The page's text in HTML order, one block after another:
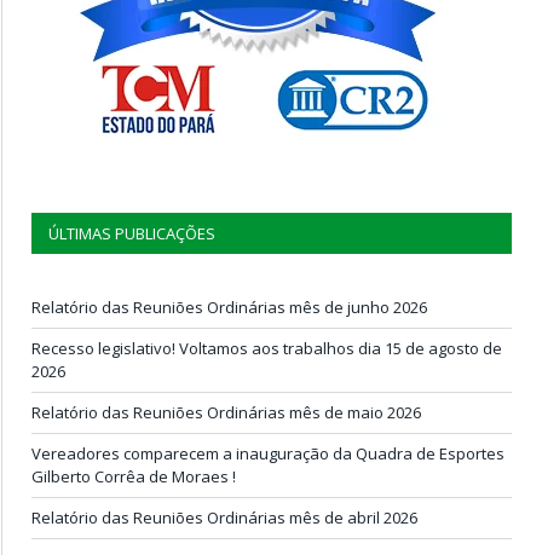
ÚLTIMAS PUBLICAÇÕES
Relatório das Reuniões Ordinárias mês de junho 2026
Recesso legislativo! Voltamos aos trabalhos dia 15 de agosto de
2026
Relatório das Reuniões Ordinárias mês de maio 2026
Vereadores comparecem a inauguração da Quadra de Esportes
Gilberto Corrêa de Moraes !
Relatório das Reuniões Ordinárias mês de abril 2026